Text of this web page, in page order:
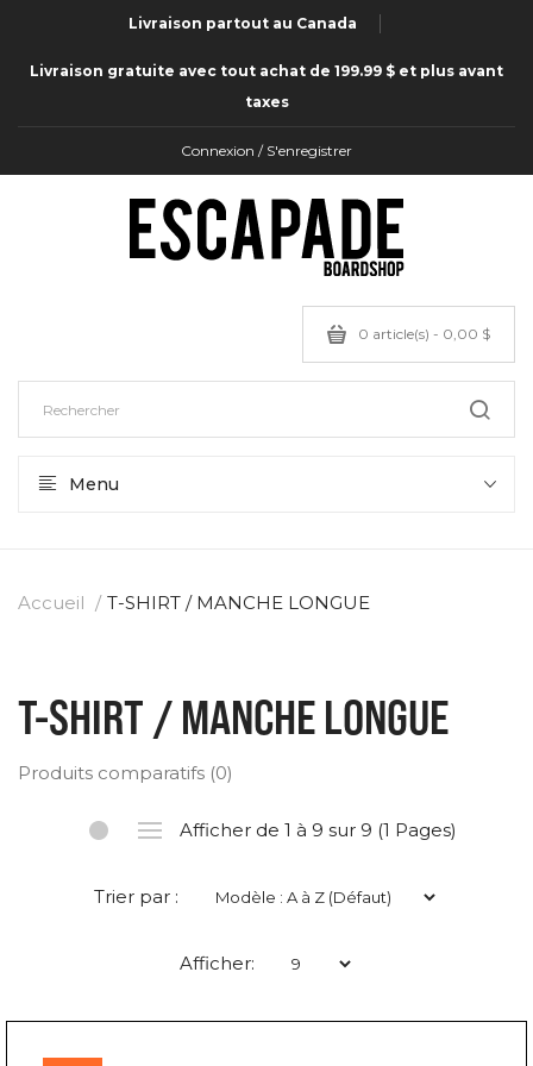
Livraison partout au Canada
Livraison gratuite avec tout achat de 199.99 $ et plus avant
taxes
Connexion / S'enregistrer
0 article(s) - 0,00 $
Menu
Accueil T-SHIRT / MANCHE LONGUE
T-SHIRT / MANCHE LONGUE
Produits comparatifs (0)
Afficher de 1 à 9 sur 9 (1 Pages)
Trier par :
Afficher: